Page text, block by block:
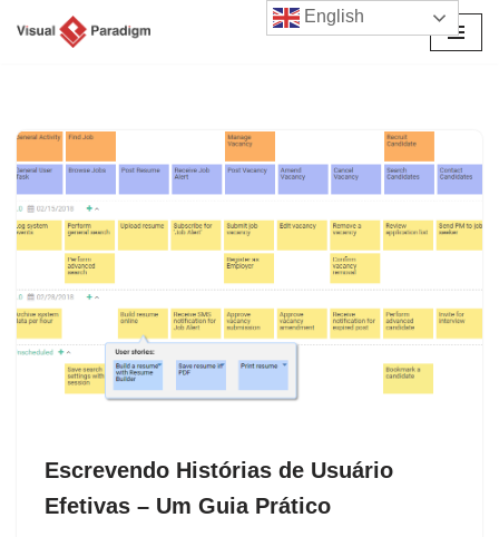
conteúdo
Escrevendo Histórias de Usuário
Efetivas – Um Guia Prático
English